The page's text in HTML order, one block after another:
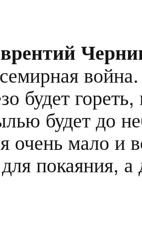
будет
будет до
очень мало и
покаяния,